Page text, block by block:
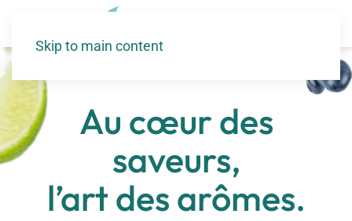
Skip to main content
Au cœur des
saveurs,
l’art des arômes.